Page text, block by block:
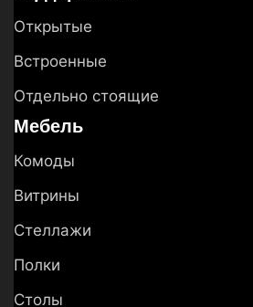
Открытые
Встроенные
Отдельно стоящие
Мебель
Комоды
Витрины
Стеллажи
Полки
Столы